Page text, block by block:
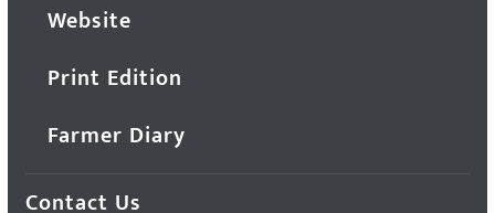
Website
Print Edition
Farmer Diary
Contact Us